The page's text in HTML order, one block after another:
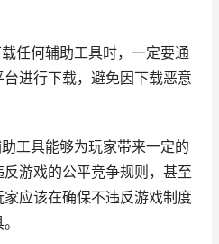
任何辅助工具时，一定要通
进行下载，避免因下载恶意
工具能够为玩家带来一定的
游戏的公平竞争规则，甚至
应该在确保不违反游戏制度